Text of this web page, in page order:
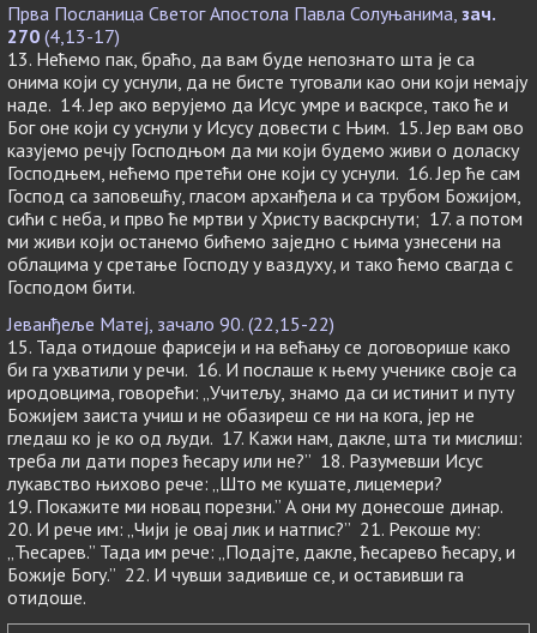
Прва Посланица Светог Апостола Павла Солуњанима, зач.
270 (4,13-17)
13. Нећемо пак, браћо, да вам буде непознато шта је са
онима који су уснули, да не бисте туговали као они који немају
наде. 14. Јер ако верујемо да Исус умре и васкрсе, тако ће и
Бог оне који су уснули у Исусу довести с Њим. 15. Јер вам ово
казујемо речју Господњом да ми који будемо живи о доласку
Господњем, нећемо претећи оне који су уснули. 16. Јер ће сам
Господ са заповешћу, гласом арханђела и са трубом Божијом,
сићи с неба, и прво ће мртви у Христу васкрснути; 17. а потом
ми живи који останемо бићемо заједно с њима узнесени на
облацима у сретање Господу у ваздуху, и тако ћемо свагда с
Господом бити.
Јеванђеље Матеј, зачало 90. (22,15-22)
15. Тада отидоше фарисеји и на већању се договорише како
би га ухватили у речи. 16. И послаше к њему ученике своје са
иродовцима, говорећи: „Учитељу, знамо да си истинит и путу
Божијем заиста учиш и не обазиреш се ни на кога, јер не
гледаш ко је ко од људи. 17. Кажи нам, дакле, шта ти мислиш:
треба ли дати порез ћесару или не?” 18. Разумевши Исус
лукавство њихово рече: „Што ме кушате, лицемери?
19. Покажите ми новац порезни.” А они му донесоше динар.
20. И рече им: „Чији је овај лик и натпис?” 21. Рекоше му:
„Ћесарев.” Тада им рече: „Подајте, дакле, ћесарево ћесару, и
Божије Богу.” 22. И чувши задивише се, и оставивши га
отидоше.